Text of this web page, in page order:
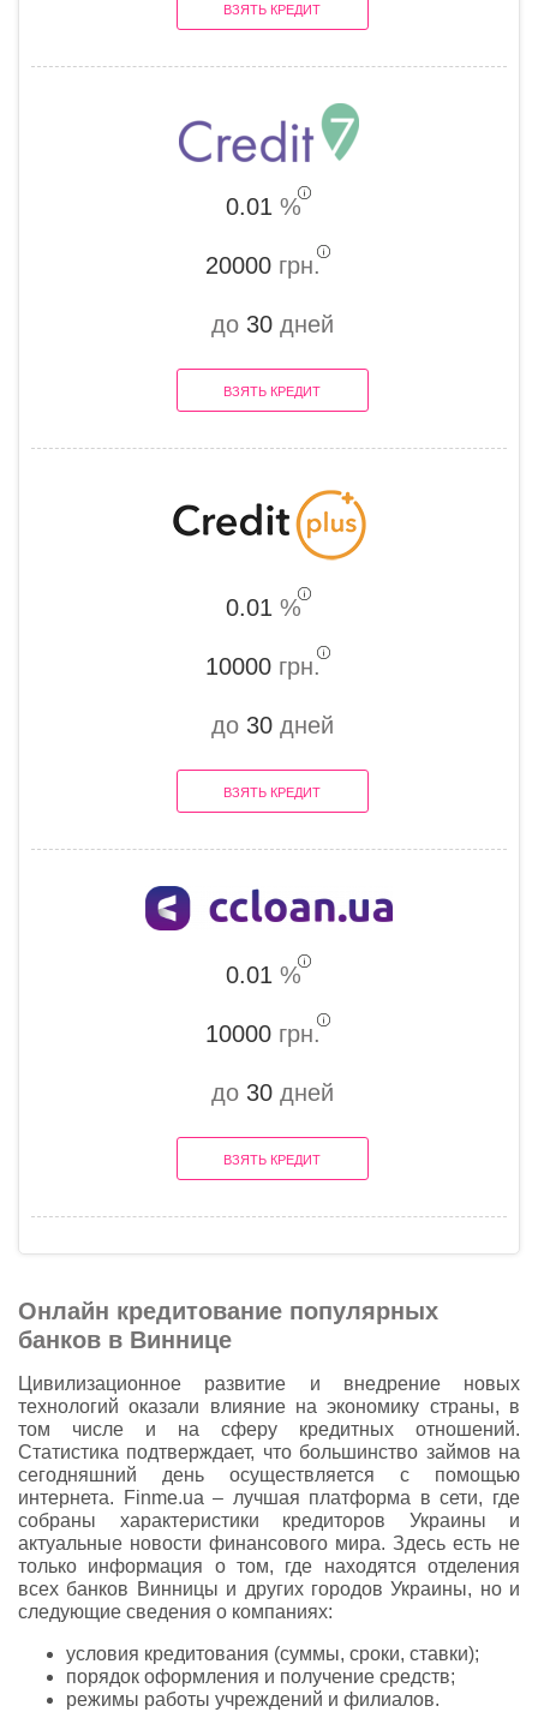
ВЗЯТЬ КРЕДИТ
0.01 %
20000 грн.
до 30дней
ВЗЯТЬ КРЕДИТ
0.01 %
10000 грн.
до 30дней
ВЗЯТЬ КРЕДИТ
0.01%
10000 грн.
до 30дней
ВЗЯТЬ КРЕДИТ
Онлайн кредитование популярных
банков в Виннице
Цивилизационное развитие и внедрение новых
технологий оказали влияние на экономику страны, в
том числе и на сферу кредитных отношений.
Статистика подтверждает, что большинство займов на
сегодняшний день осуществляется с помощью
интернета. Finme.ua – лучшая платформа в сети, где
собраны характеристики кредиторов Украины и
актуальные новости финансового мира. Здесь есть не
только информация о том, где находятся отделения
всех банков Винницы и других городов Украины, но и
следующие сведения о компаниях:
условия кредитования (суммы, сроки, ставки);
порядок оформления и получение средств;
режимы работы учреждений и филиалов.